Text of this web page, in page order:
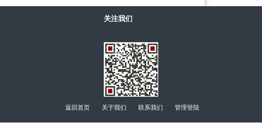
关注我们
返回首页 关于我们 联系我们 管理登陆